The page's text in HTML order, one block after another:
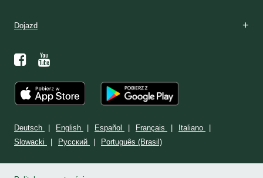
Dojazd
Deutsch English Español Français
Italiano
Slowacki
Ρусский Português (Brasil)